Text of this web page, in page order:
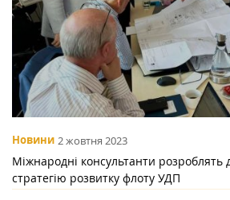
Новини 2 жовтня 2023
Міжнародні консультанти розроблять
стратегію розвитку флоту УДП